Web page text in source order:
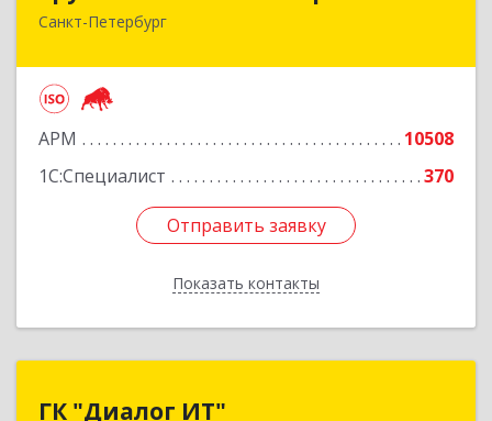
Санкт-Петербург
АРМ
10508
1С:Специалист
370
Отправить заявку
Показать контакты
195112, Санкт-Петербург г, Заневский пр-кт,
Отправить заявку
Назад
ГК "Диалог ИТ"